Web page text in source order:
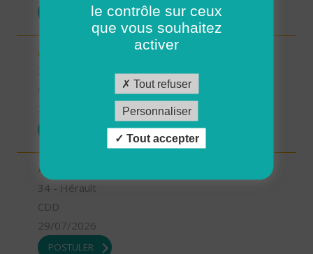
Auxiliaire de vie LIGNAN (H/F)
Aide à domicile LODEVE (H/F)
34 - Hérault
CDD
29/07/2026
POSTULER
le contrôle sur ceux
que vous souhaitez
activer
Tout refuser
Personnaliser
Tout accepter